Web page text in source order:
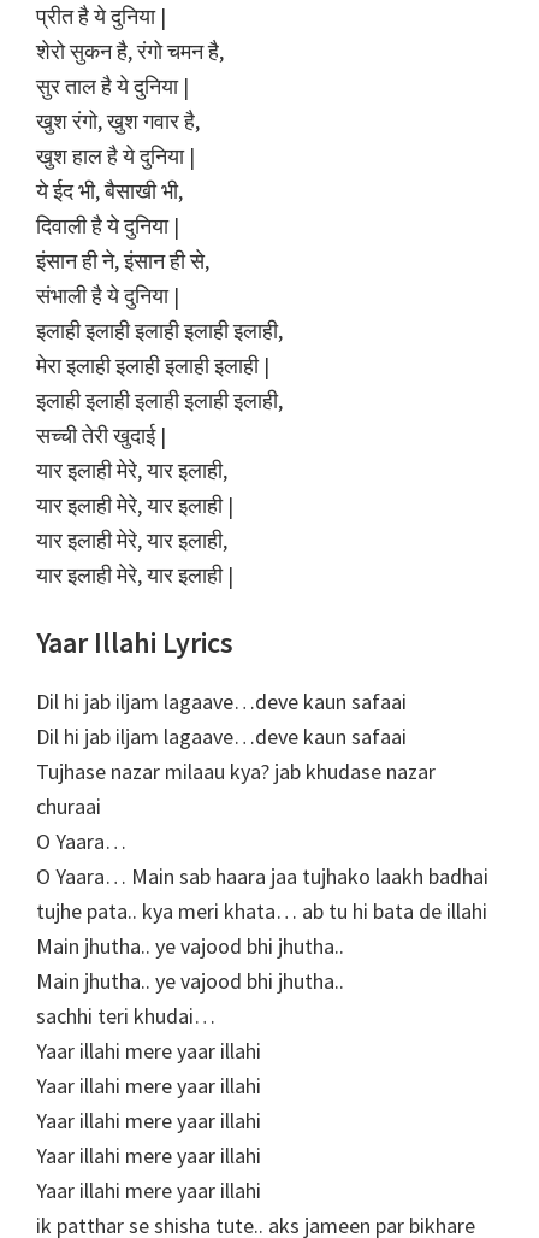
प्रीत है ये दुनिया |
शेरो सुकन है, रंगो चमन है,
सुर ताल है ये दुनिया |
खुश रंगो, खुश गवार है,
खुश हाल है ये दुनिया |
ये ईद भी, बैसाखी भी,
दिवाली है ये दुनिया |
इंसान ही ने, इंसान ही से,
संभाली है ये दुनिया |
इलाही इलाही इलाही इलाही इलाही,
मेरा इलाही इलाही इलाही इलाही |
इलाही इलाही इलाही इलाही इलाही,
सच्ची तेरी खुदाई |
यार इलाही मेरे, यार इलाही,
यार इलाही मेरे, यार इलाही |
यार इलाही मेरे, यार इलाही,
यार इलाही मेरे, यार इलाही |
Yaar Illahi Lyrics
Dil hi jab iljam lagaave…deve kaun safaai
Dil hi jab iljam lagaave…deve kaun safaai
Tujhase nazar milaau kya? jab khudase nazar
churaai
O Yaara…
O Yaara… Main sab haara jaa tujhako laakh badhai
tujhe pata.. kya meri khata… ab tu hi bata de illahi
Main jhutha.. ye vajood bhi jhutha..
Main jhutha.. ye vajood bhi jhutha..
sachhi teri khudai…
Yaar illahi mere yaar illahi
Yaar illahi mere yaar illahi
Yaar illahi mere yaar illahi
Yaar illahi mere yaar illahi
Yaar illahi mere yaar illahi
ik patthar se shisha tute.. aks jameen par bikhare